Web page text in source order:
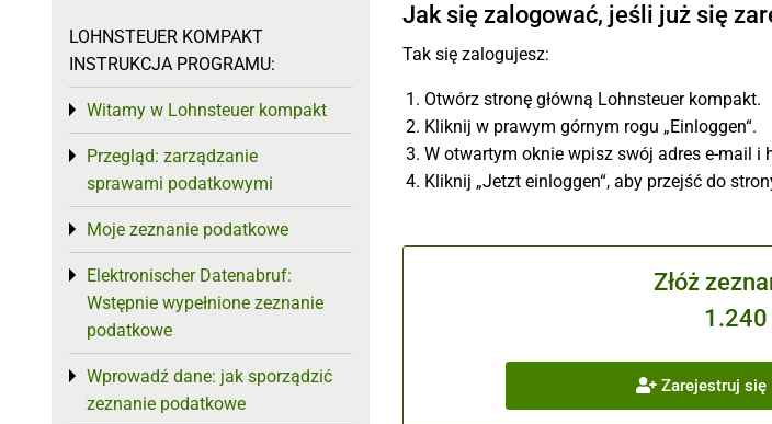
Jak się zalogować, jeśli już się
Tak się zalogujesz:
Otwórz stronę główną Lohnsteuer kompakt.
Kliknij w prawym górnym rogu „Einloggen“.
W otwartym oknie wpisz swój adres e-mail i
Kliknij „Jetzt einloggen“, aby przejść do
Złóż
1.240
Zarejestruj się
LOHNSTEUER KOMPAKT
INSTRUKCJA PROGRAMU:
Witamy w Lohnsteuer kompakt
Toggle menu
Przegląd: zarządzanie
sprawami podatkowymi
Toggle menu
Moje zeznanie podatkowe
Toggle menu
Elektronischer Datenabruf:
Wstępnie wypełnione zeznanie
podatkowe
Toggle menu
Wprowadź dane: jak sporządzić
zeznanie podatkowe
Toggle menu